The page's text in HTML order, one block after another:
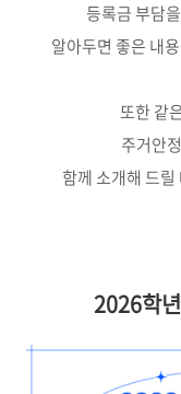
등록금 부담
알아두면 좋은 내
또한 같
주거안
함께 소개해 드
2026학